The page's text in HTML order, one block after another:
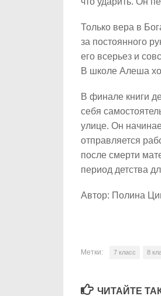
Только вера в
за постоянного
его всерьез и
В школе Алеша
В финале книги
себя
улице. Он
отправляется
после смерти
период детства
Автор: Полина
Метки: 7 класс 8
ЧИТАЙТЕ